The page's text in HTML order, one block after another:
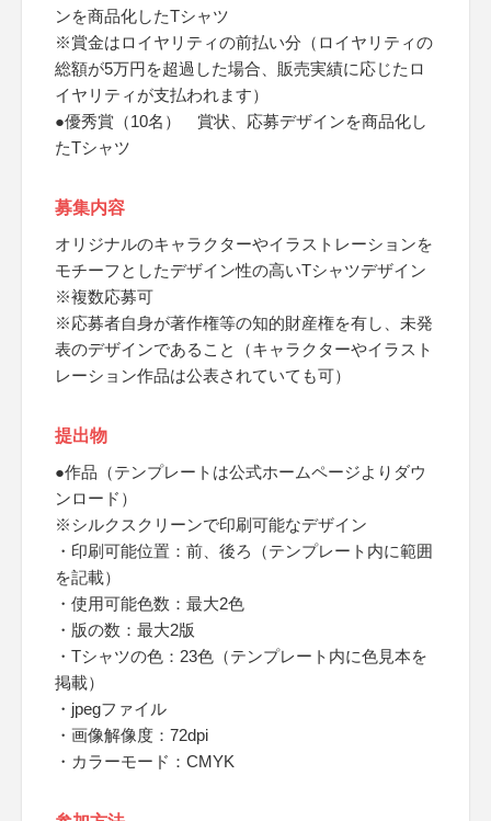
ンを商品化したTシャツ
※賞金はロイヤリティの前払い分（ロイヤリティの
総額が5万円を超過した場合、販売実績に応じたロ
イヤリティが支払われます）
●優秀賞（10名） 賞状、応募デザインを商品化し
たTシャツ
募集内容
オリジナルのキャラクターやイラストレーションを
モチーフとしたデザイン性の高いTシャツデザイン
※複数応募可
※応募者自身が著作権等の知的財産権を有し、未発
表のデザインであること（キャラクターやイラスト
レーション作品は公表されていても可）
提出物
●作品（テンプレートは公式ホームページよりダウ
ンロード）
※シルクスクリーンで印刷可能なデザイン
・印刷可能位置：前、後ろ（テンプレート内に範囲
を記載）
・使用可能色数：最大2色
・版の数：最大2版
・Tシャツの色：23色（テンプレート内に色見本を
掲載）
・jpegファイル
・画像解像度：72dpi
・カラーモード：CMYK